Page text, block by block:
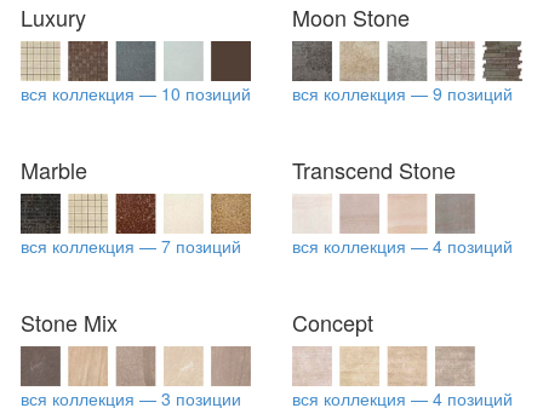
Luxury
вся коллекция — 10 позиций
Moon Stone
вся коллекция — 9 позиций
Marble
вся коллекция — 7 позиций
Transcend Stone
вся коллекция — 4 позиций
Stone Mix
вся коллекция — 3 позиции
Concept
вся коллекция — 4 позиций